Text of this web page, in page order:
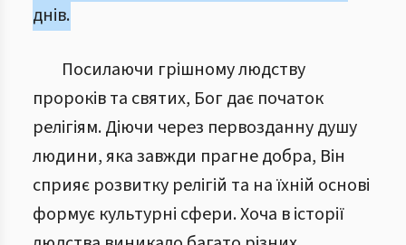
днів.
Посилаючи грішному людству
пророків та святих, Бог дає початок
релігіям. Діючи через первозданну душу
людини, яка завжди прагне добра, Він
сприяє розвитку релігій та на їхній основі
формує культурні сфери. Хоча в історії